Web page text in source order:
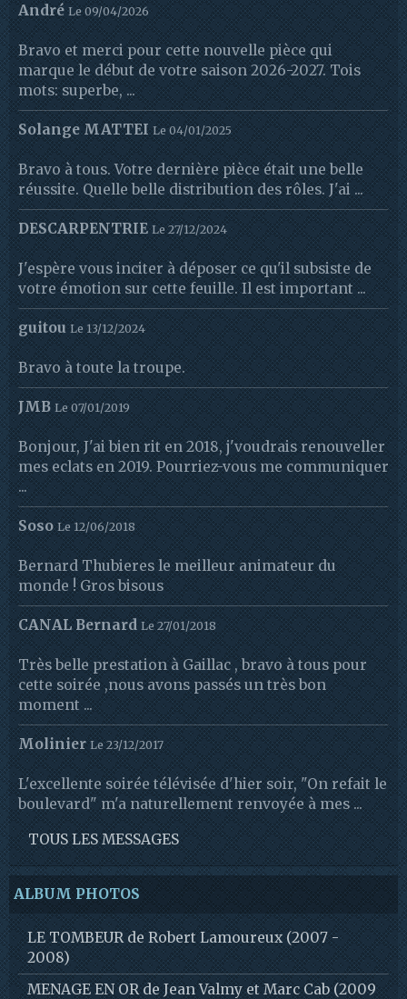
André Le 09/04/2026
Bravo et merci pour cette nouvelle pièce qui
marque le début de votre saison 2026-2027. Tois
mots: superbe, ...
Solange MATTEI Le 04/01/2025
Bravo à tous. Votre dernière pièce était une belle
réussite. Quelle belle distribution des rôles. J'ai ...
DESCARPENTRIE Le 27/12/2024
J'espère vous inciter à déposer ce qu'il subsiste de
votre émotion sur cette feuille. Il est important ...
guitou Le 13/12/2024
Bravo à toute la troupe.
JMB Le 07/01/2019
Bonjour, J'ai bien rit en 2018, j'voudrais renouveller
mes eclats en 2019. Pourriez-vous me communiquer
...
Soso Le 12/06/2018
Bernard Thubieres le meilleur animateur du
monde ! Gros bisous
CANAL Bernard Le 27/01/2018
Très belle prestation à Gaillac , bravo à tous pour
cette soirée ,nous avons passés un très bon
moment ...
Molinier Le 23/12/2017
L'excellente soirée télévisée d'hier soir, "On refait le
boulevard" m'a naturellement renvoyée à mes ...
TOUS LES MESSAGES
ALBUM PHOTOS
LE TOMBEUR de Robert Lamoureux (2007 -
2008)
MENAGE EN OR de Jean Valmy et Marc Cab (2009